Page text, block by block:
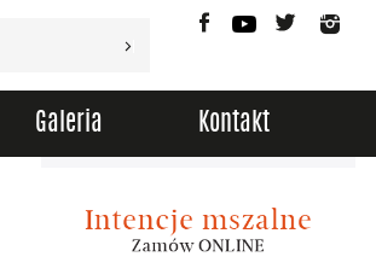
FacebookYouTubeTwitter
Galeria Kontakt